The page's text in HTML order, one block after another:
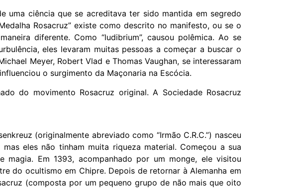
uma ciência que se acreditava ter sido mantida em segredo
Rosacruz” existe como descrito no manifesto, ou se o
diferente. Como “ludibrium”, causou polêmica. Ao se
eles levaram muitas pessoas a começar a buscar o
Meyer, Robert Vlad e Thomas Vaughan, se interessaram
o surgimento da Maçonaria na Escócia.
do movimento Rosacruz original. A Sociedade Rosacruz
(originalmente abreviado como “Irmão C.R.C.”) nasceu
eles não tinham muita riqueza material. Começou a sua
Em 1393, acompanhado por um monge, ele visitou
do ocultismo em Chipre. Depois de retornar à Alemanha em
(composta por um pequeno grupo de não mais que oito